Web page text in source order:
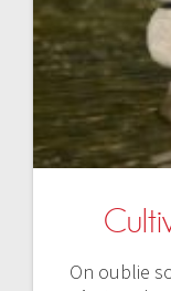
On oublie